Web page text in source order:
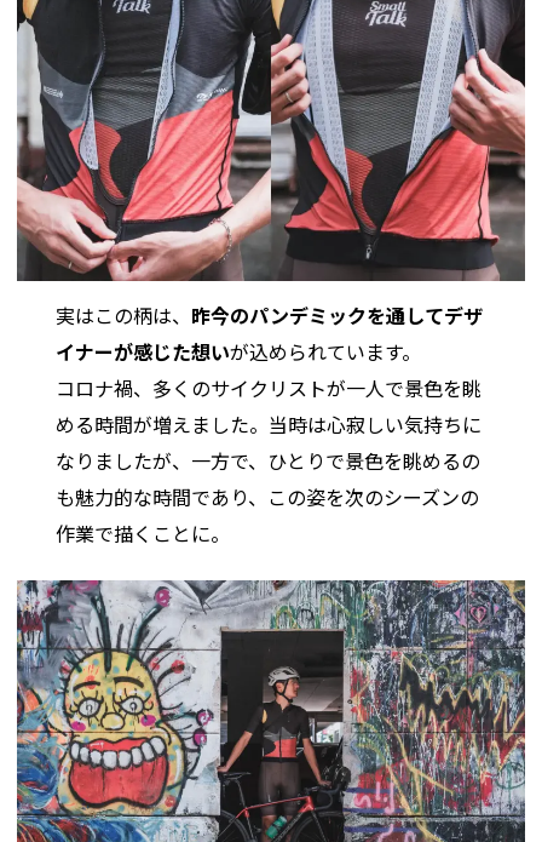
実はこの柄は、 昨今のパンデミックを通してデザ
イナーが感じた想いが込められています。
コロナ禍、多くのサイクリストが一人で景色を眺
める時間が増えました。当時は心寂しい気持ちに
なりましたが、一方で、ひとりで景色を眺めるの
も魅力的な時間であり、この姿を次のシーズンの
作業で描くことに。